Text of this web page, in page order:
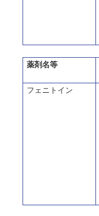
薬剤名等
フェニトイン